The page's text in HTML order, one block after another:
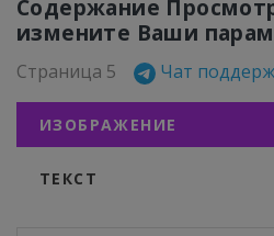
Содержание
измените Ваши
Страница 5 Чат
ИЗОБРАЖЕНИЕ
ТЕКСТ